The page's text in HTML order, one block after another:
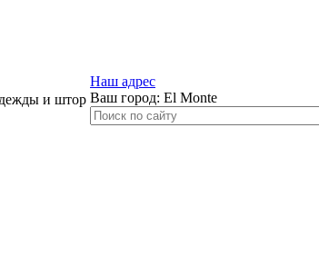
и штор
Наш адрес
Ваш город: El Monte